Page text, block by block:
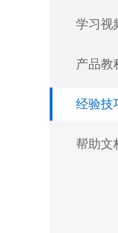
学习视
产品教
经验技
帮助文